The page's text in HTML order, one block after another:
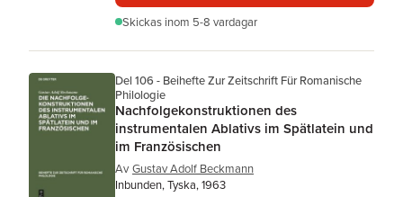
Skickas inom 5-8 vardagar
Del 106 - Beihefte Zur Zeitschrift Für Romanische
Philologie
Nachfolgekonstruktionen des
instrumentalen Ablativs im Spätlatein und
im Französischen
Av Gustav Adolf Beckmann
Inbunden, Tyska, 1963